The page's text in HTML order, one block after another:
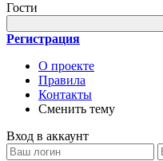
Гости
Регистрация
О проекте
Правила
Контакты
Сменить тему
Вход в аккаунт